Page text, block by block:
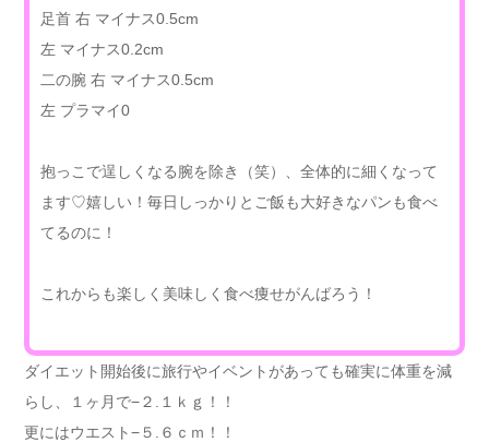
足首 右 マイナス0.5cm
左 マイナス0.2cm
二の腕 右 マイナス0.5cm
左 プラマイ0
抱っこで逞しくなる腕を除き（笑）、全体的に細くなって
ます♡嬉しい！毎日しっかりとご飯も大好きなパンも食べ
てるのに！
これからも楽しく美味しく食べ痩せがんばろう！
ダイエット開始後に旅行やイベントがあっても確実に体重を減
らし、１ヶ月で−２.１ｋｇ！！
更にはウエスト−５.６ｃｍ！！